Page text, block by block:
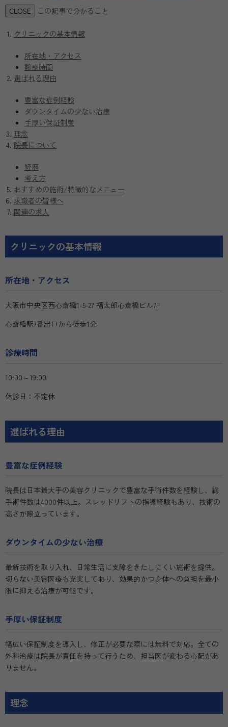
CLOSE この記事で分かること
クリニックの基本情報
所在地・アクセス
診療時間
選ばれる理由
豊富な症例経験
ダウンタイムの少ない治療
手厚い保証制度
理念
院長について
経歴
考え方
おすすめの施術/特徴的なメニュー
求職者の皆様へ
関連の求人
クリニックの基本情報
所在地・アクセス
大阪市中央区西心斎橋1-5-27 福太郎心斎橋ビル7F
心斎橋駅7番出口から徒歩1分
診療時間
10:00～19:00
休診日：不定休
選ばれる理由
豊富な症例経験
院長は日本最大手の美容クリニックで豊富な手術件数を経験し、総
手術件数は4000件以上。スレッドリフトの指導経験もあり、技術の
高さが際立っています。
ダウンタイムの少ない治療
最新技術を取り入れ、日常生活に支障をきたしにくい施術を提供。
切らない美容医療も充実しており、効果的かつ身体への負担を最小
限に抑える治療が可能です。
手厚い保証制度
幅広い保証制度を導入し、修正が必要な際には無料で対応。全ての
外科治療は院長が責任を持って行うため、担当医が変わる心配があ
りません。
理念